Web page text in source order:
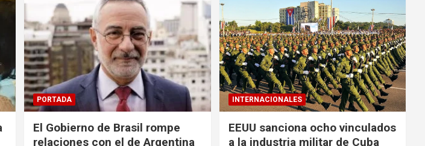
PORTADA
El Gobierno de Brasil rompe
relaciones con el de Argentina
INTERNACIONALES
EEUU sanciona ocho vinculados
a la industria militar de Cuba